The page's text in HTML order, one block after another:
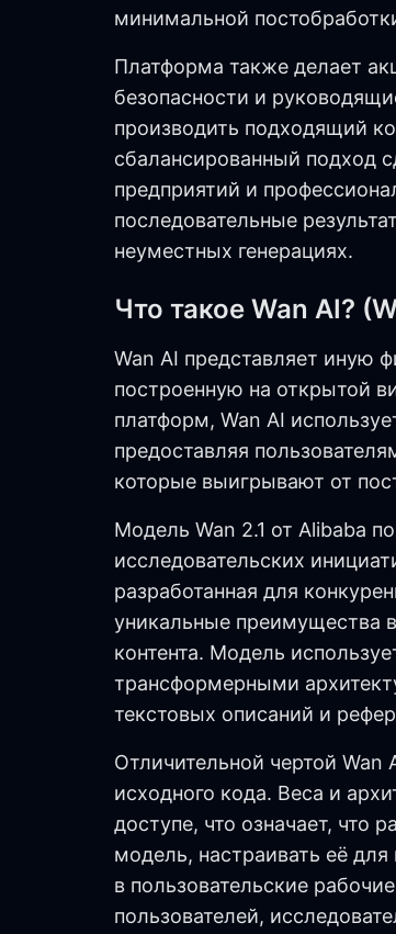
минимальной
Платформа также делает
безопасности и
производить подходящий
сбалансированный подход
предприятий и
последовательные
неуместных генерациях.
Что такое Wan AI?
Wan AI представляет иную
построенную на открытой
платформ, Wan AI
предоставляя
которые выигрывают от
Модель Wan 2.1 от Alibaba
исследовательских
разработанная для
уникальные преимущества
контента. Модель
трансформерными
текстовых описаний и
Отличительной чертой Wan
исходного кода. Веса и
доступе, что означает, что
модель, настраивать её
в пользовательские
пользователей,